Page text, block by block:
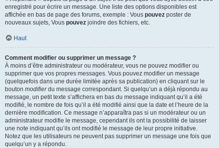
enregistré pour écrire un message. Une liste des options disponibles est
affichée en bas de page des forums, exemple : Vous pouvez poster de
nouveaux sujets, Vous pouvez joindre des fichiers, etc.
Haut
Comment modifier ou supprimer un message ?
À moins d’être administrateur ou modérateur, vous ne pouvez modifier ou
supprimer que vos propres messages. Vous pouvez modifier un message
(quelquefois dans une durée limitée après sa publication) en cliquant sur le
bouton modifierdu message correspondant. Si quelqu’un a déjà répondu au
message, un petit texte s’affichera en bas du message indiquant qu’il a été
modifié, le nombre de fois qu’il a été modifié ainsi que la date et l’heure de la
dernière modification. Ce message n’apparaîtra pas si un modérateur ou un
administrateur modifie le message, cependant ils ont la possibilité de laisser
une note indiquant qu’ils ont modifié le message de leur propre initiative.
Notez que les utilisateurs ne peuvent pas supprimer un message une fois que
quelqu’un y a répondu.